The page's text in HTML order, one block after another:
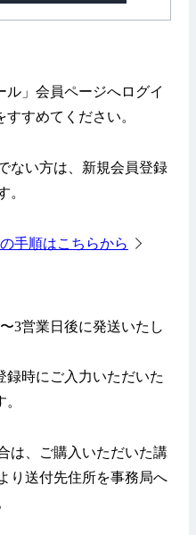
ル」会員ページへログイ
すめてください。
ない方は、新規会員登録
。
手順はこちらから
3営業日後に発送いたし
録時にご入力いただいた
は、ご購入いただいた講
り送付先住所を事務局へ